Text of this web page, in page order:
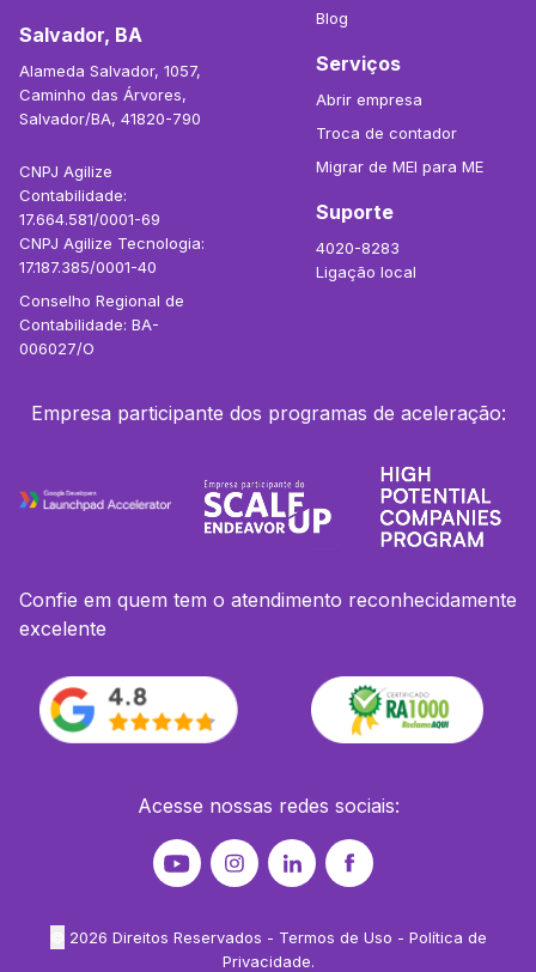
Salvador, BA
Alameda Salvador, 1057,
Caminho das Árvores,
Salvador/BA, 41820-790
CNPJ Agilize
Contabilidade:
17.664.581/0001-69
CNPJ Agilize Tecnologia:
17.187.385/0001-40
Conselho Regional de
Contabilidade: BA-
006027/O
Blog
Serviços
Abrir empresa
Troca de contador
Migrar de MEI para ME
Suporte
4020-8283
Ligação local
Empresa participante dos programas de aceleração:
Confie em quem tem o atendimento reconhecidamente
excelente
Acesse nossas redes sociais:
2026 Direitos Reservados - Termos de Uso - Política de
Privacidade.